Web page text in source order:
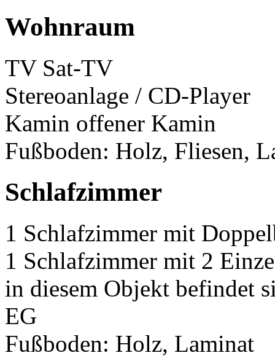
Wohnraum
TV Sat-TV
Stereoanlage / CD-Player
Kamin offener Kamin
Fußboden: Holz, Fliesen,
Schlafzimmer
1 Schlafzimmer mit
1 Schlafzimmer mit 2
in diesem Objekt befindet
EG
Fußboden: Holz, Laminat